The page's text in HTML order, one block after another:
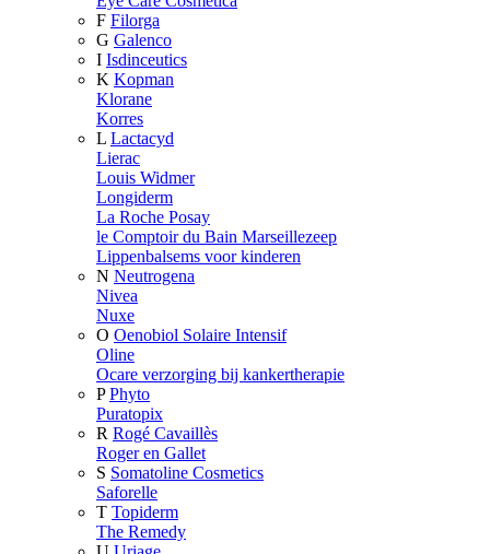
F Filorga
G Galenco
I Isdinceutics
K Kopman
Klorane
Korres
L Lactacyd
Lierac
Louis Widmer
Longiderm
La Roche Posay
le Comptoir du Bain Marseillezeep
Lippenbalsems voor kinderen
N Neutrogena
Nivea
Nuxe
O Oenobiol Solaire Intensif
Oline
Ocare verzorging bij kankertherapie
P Phyto
Puratopix
R Rogé Cavaillès
Roger en Gallet
S Somatoline Cosmetics
Saforelle
T Topiderm
The Remedy